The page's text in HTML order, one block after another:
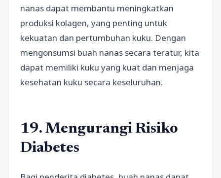
nanas dapat membantu meningkatkan
produksi kolagen, yang penting untuk
kekuatan dan pertumbuhan kuku. Dengan
mengonsumsi buah nanas secara teratur, kita
dapat memiliki kuku yang kuat dan menjaga
kesehatan kuku secara keseluruhan.
19. Mengurangi Risiko
Diabetes